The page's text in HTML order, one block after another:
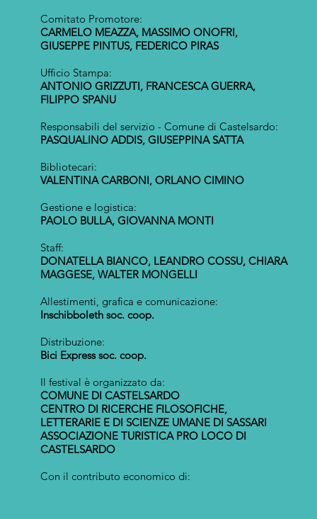
Comitato Promotore:
CARMELO MEAZZA, MASSIMO ONOFRI,
GIUSEPPE PINTUS, FEDERICO PIRAS
Ufficio Stampa:
ANTONIO GRIZZUTI, FRANCESCA GUERRA,
FILIPPO SPANU
Responsabili del servizio - Comune di Castelsardo:
PASQUALINO ADDIS, GIUSEPPINA SATTA
Bibliotecari:
VALENTINA CARBONI, ORLANO CIMINO
Gestione e logistica:
PAOLO BULLA, GIOVANNA MONTI
Staff:
DONATELLA BIANCO, LEANDRO COSSU, CHIARA
MAGGESE, WALTER MONGELLI
Allestimenti, grafica e comunicazione:
Inschibboleth soc. coop.
Distribuzione:
Bici Express soc. coop.
Il festival è organizzato da:
COMUNE DI CASTELSARDO
CENTRO DI RICERCHE FILOSOFICHE,
LETTERARIE E DI SCIENZE UMANE DI SASSARI
ASSOCIAZIONE TURISTICA PRO LOCO DI
CASTELSARDO
Con il contributo economico di: